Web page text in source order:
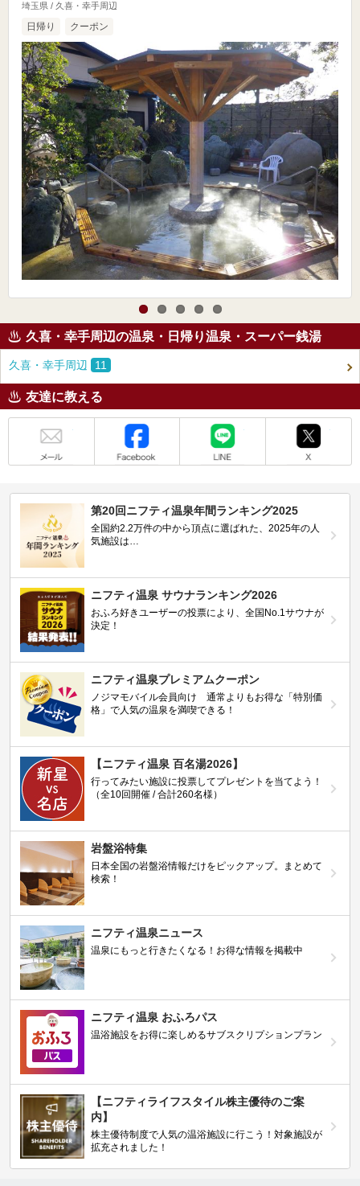
埼玉県 / 久喜・幸手周辺
日帰り クーポン
久喜・幸手周辺の温泉・日帰り温泉・スーパー銭湯
久喜・幸手周辺 11
友達に教える
第20回ニフティ温泉年間ランキング2025
全国約2.2万件の中から頂点に選ばれた、2025年の人
気施設は…
ニフティ温泉 サウナランキング2026
おふろ好きユーザーの投票により、全国No.1サウナが
決定！
ニフティ温泉プレミアムクーポン
ノジマモバイル会員向け 通常よりもお得な「特別価
格」で人気の温泉を満喫できる！
【ニフティ温泉 百名湯2026】
行ってみたい施設に投票してプレゼントを当てよう！
（全10回開催 / 合計260名様）
岩盤浴特集
日本全国の岩盤浴情報だけをピックアップ。まとめて
検索！
ニフティ温泉ニュース
温泉にもっと行きたくなる！お得な情報を掲載中
ニフティ温泉 おふろパス
温浴施設をお得に楽しめるサブスクリプションプラン
【ニフティライフスタイル株主優待のご案
内】
株主優待制度で人気の温浴施設に行こう！対象施設が
拡充されました！